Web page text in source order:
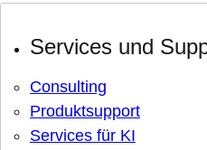
Services und
Consulting
Produktsupport
Services für KI